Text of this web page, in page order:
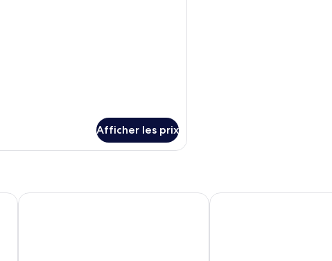
Afficher les prix
Hotel Post Boutique Hotel Das Tigra